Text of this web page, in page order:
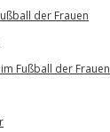
der Frauen
Fußball der Frauen